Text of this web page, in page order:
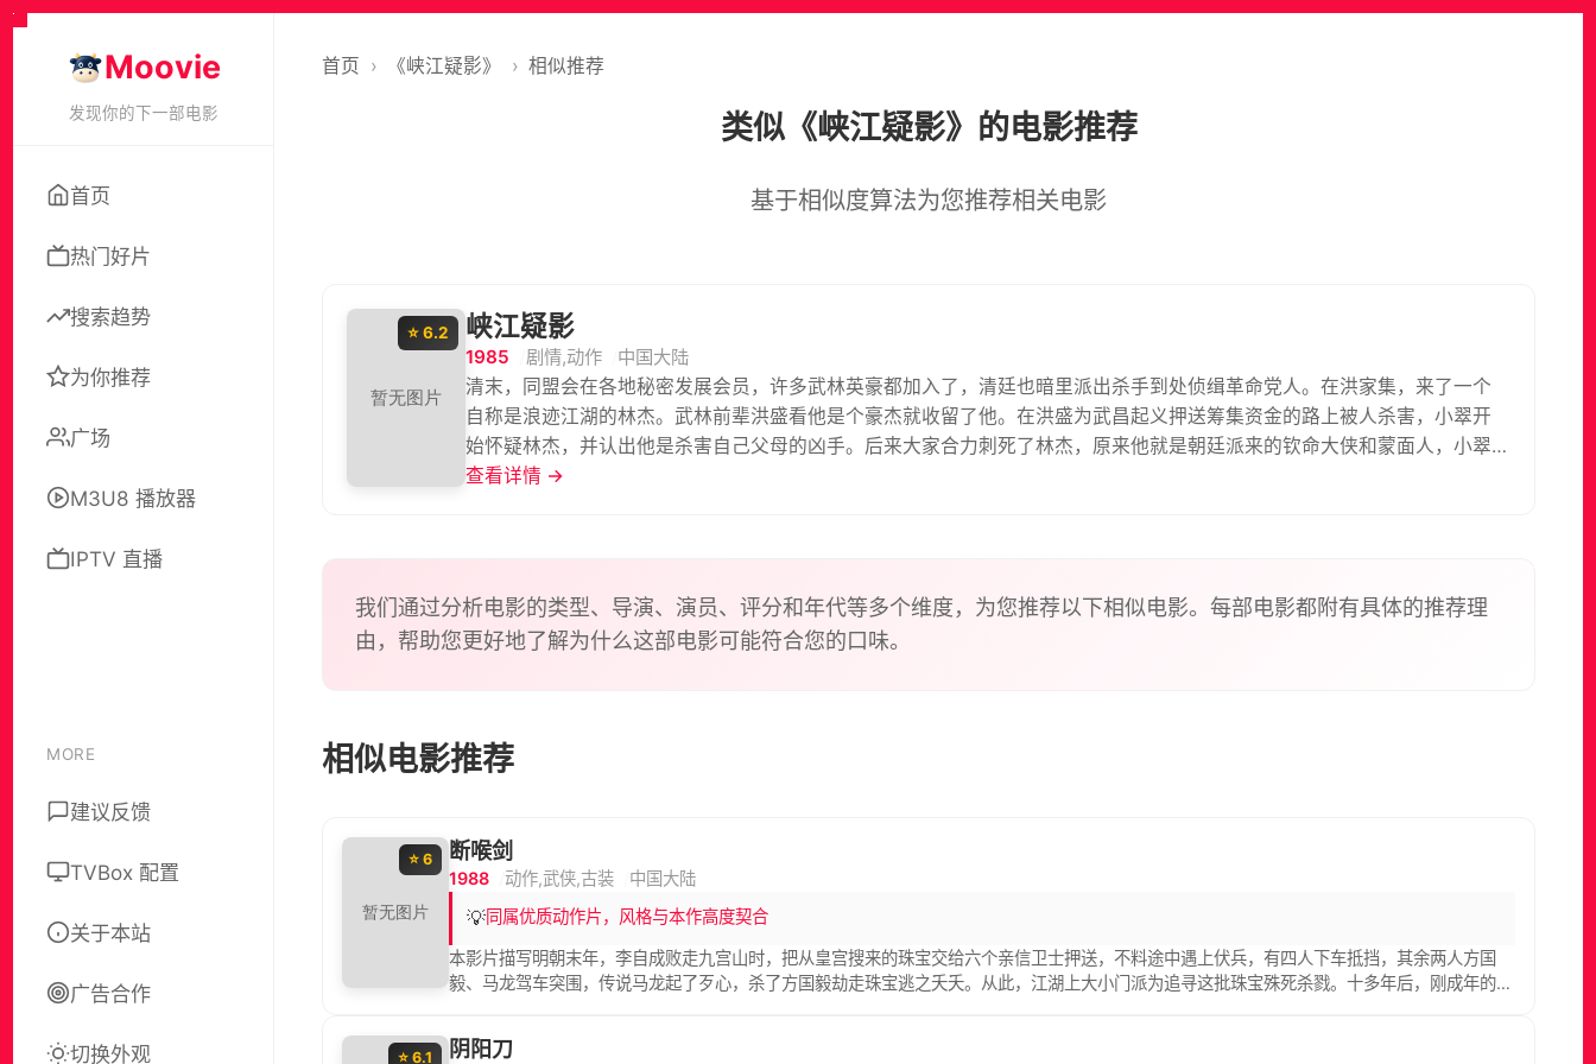
Moovie
发现你的下一部电影
首页
热门好片
搜索趋势
为你推荐
广场
M3U8 播放器
IPTV 直播
MORE
建议反馈
TVBox 配置
关于本站
广告合作
切换外观
首页 › 《峡江疑影》 › 相似推荐
类似《峡江疑影》的电影推荐
基于相似度算法为您推荐相关电影
⭐ 6.2 峡江疑影
1985 剧情,动作
中国大陆
清末，同盟会在各地秘密发展会员，许多武林英豪都加入了，清廷也暗里派出杀手到处侦缉革命党人。在洪家集，来了一个
自称是浪迹江湖的林杰。武林前辈洪盛看他是个豪杰就收留了他。在洪盛为武昌起义押送筹集资金的路上被人杀害，小翠开
始怀疑林杰，并认出他是杀害自己父母的凶手。后来大家合力刺死了林杰，原来他就是朝廷派来的钦命大侠和蒙面人，小翠
看到父亲与表哥惨遭杀害，痛不欲生。这时，洪家集乡民与清兵展开激战，美霞与小翠也投入到反清抗暴的斗争行列。
查看详情 →
我们通过分析电影的类型、导演、演员、评分和年代等多个维度，为您推荐以下相似电影。每部电影都附有具体的推荐理
由，帮助您更好地了解为什么这部电影可能符合您的口味。
相似电影推荐
⭐ 6 断喉剑
1988 动作,武侠,古装 中国大陆
💡同属优质动作片，风格与本作高度契合
本影片描写明朝末年，李自成败走九宫山时，把从皇宫搜来的珠宝交给六个亲信卫士押送，不料途中遇上伏兵，有四人下车抵挡，其余两人方国
毅、马龙驾车突围，传说马龙起了歹心，杀了方国毅劫走珠宝逃之夭夭。从此，江湖上大小门派为追寻这批珠宝殊死杀戮。十多年后，刚成年的方
⭐ 6.1 阴阳刀